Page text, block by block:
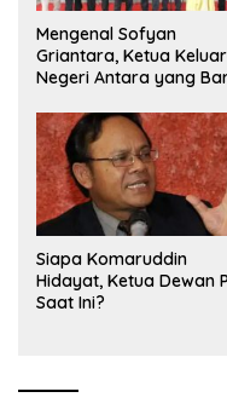
Mengenal Sofyan
Griantara, Ketua
Negeri Antara yang
Siapa Komaruddin
Hidayat, Ketua Dewan
Saat Ini?